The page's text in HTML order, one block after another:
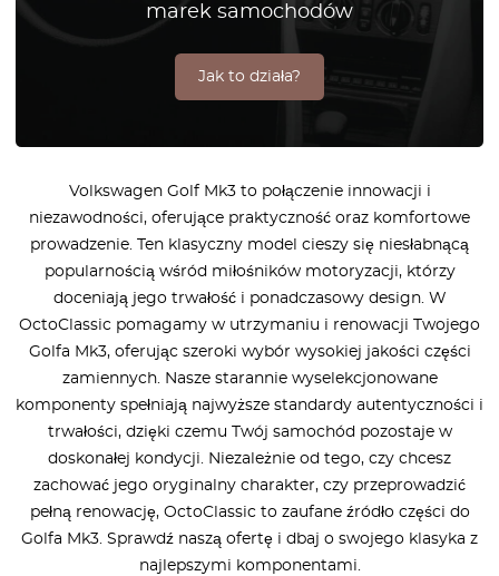
marek samochodów
Jak to działa?
Volkswagen Golf Mk3 to połączenie innowacji i
niezawodności, oferujące praktyczność oraz komfortowe
prowadzenie. Ten klasyczny model cieszy się niesłabnącą
popularnością wśród miłośników motoryzacji, którzy
doceniają jego trwałość i ponadczasowy design. W
OctoClassic pomagamy w utrzymaniu i renowacji Twojego
Golfa Mk3, oferując szeroki wybór wysokiej jakości części
zamiennych. Nasze starannie wyselekcjonowane
komponenty spełniają najwyższe standardy autentyczności i
trwałości, dzięki czemu Twój samochód pozostaje w
doskonałej kondycji. Niezależnie od tego, czy chcesz
zachować jego oryginalny charakter, czy przeprowadzić
pełną renowację, OctoClassic to zaufane źródło części do
Golfa Mk3. Sprawdź naszą ofertę i dbaj o swojego klasyka z
najlepszymi komponentami.